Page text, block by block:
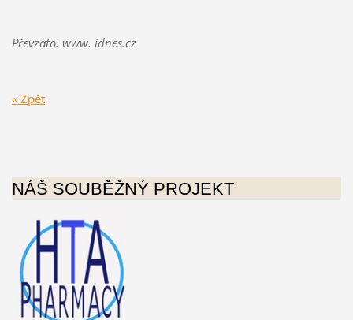
Převzato: www. idnes.cz
« Zpět
NÁŠ SOUBĚŽNÝ PROJEKT